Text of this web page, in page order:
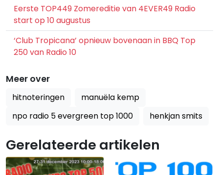
Eerste TOP449 Zomereditie van 4EVER49 Radio
start op 10 augustus
‘Club Tropicana’ opnieuw bovenaan in BBQ Top
250 van Radio 10
Meer over
hitnoteringen
manuëla kemp
npo radio 5 evergreen top 1000
henkjan smits
Gerelateerde artikelen